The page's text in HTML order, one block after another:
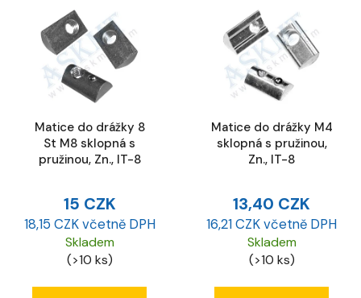
Matice do drážky 8
St M8 sklopná s
pružinou, Zn., IT-8
15 CZK
18,15 CZK včetně DPH
Skladem
(>10 ks)
Matice do drážky M4
sklopná s pružinou,
Zn., IT-8
13,40 CZK
16,21 CZK včetně DPH
Skladem
(>10 ks)